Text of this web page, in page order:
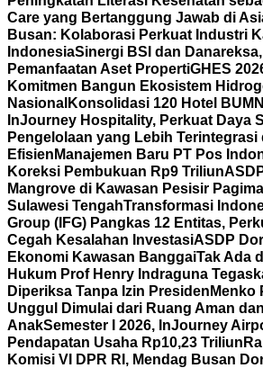
Care yang Bertanggung Jawab di
Busan: Kolaborasi Perkuat Industri
IndonesiaSinergi BSI dan
Pemanfaatan Aset PropertiGHES
Komitmen Bangun Ekosistem
Nasional Konsolidasi 120 Hotel
InJourney Hospitality, Perkuat Daya
Pengelolaan yang Lebih Terintegrasi
Efisien Manajemen Baru PT Pos
Koreksi Pembukuan Rp9 Triliun
Mangrove di Kawasan Pesisir
Sulawesi TengahTransformasi
Group (IFG) Pangkas 12 Entitas,
Cegah Kesalahan InvestasiASDP
Ekonomi Kawasan BanggaiTak Ada
Hukum Prof Henry Indraguna
Diperiksa Tanpa Izin Presiden Menko
Unggul Dimulai dari Ruang Aman
AnakSemester I 2026, InJourney
Pendapatan Usaha Rp10,23 Triliun
Komisi VI DPR RI, Mendag Busan